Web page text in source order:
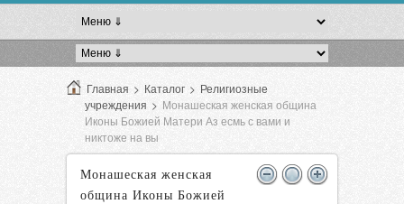
Главная > Каталог > Религиозные
учреждения > Монашеская женская община
Иконы Божией Матери Аз есмь с вами и
никтоже на вы
Монашеская женская
община Иконы Божией